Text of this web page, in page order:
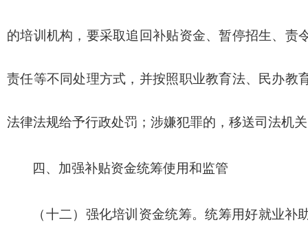
的培训机构，要采取追回补贴资金、暂停招生、责
责任等不同处理方式，并按照职业教育法、民办教
法律法规给予行政处罚；涉嫌犯罪的，移送司法机
四、加强补贴资金统筹使用和监管
（十二）强化培训资金统筹。统筹用好就业